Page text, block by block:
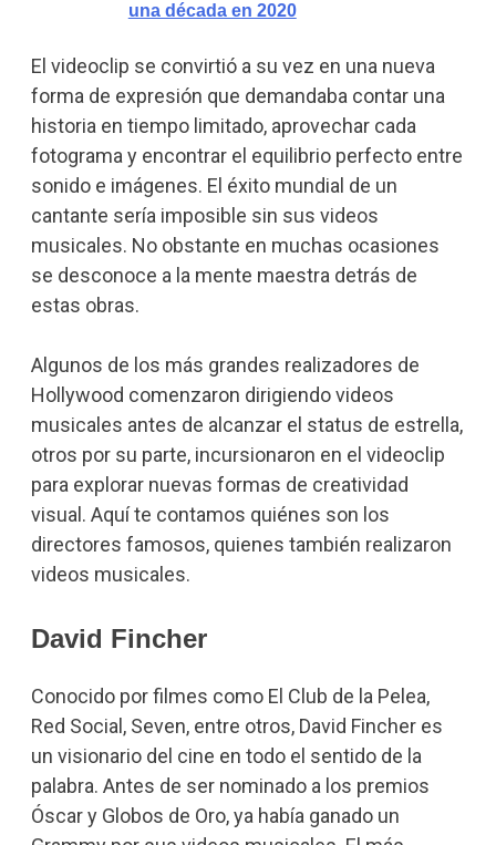
una década en 2020
El videoclip se convirtió a su vez en una nueva
forma de expresión que demandaba contar una
historia en tiempo limitado, aprovechar cada
fotograma y encontrar el equilibrio perfecto entre
sonido e imágenes. El éxito mundial de un
cantante sería imposible sin sus videos
musicales. No obstante en muchas ocasiones
se desconoce a la mente maestra detrás de
estas obras.
Algunos de los más grandes realizadores de
Hollywood comenzaron dirigiendo videos
musicales antes de alcanzar el status de estrella,
otros por su parte, incursionaron en el videoclip
para explorar nuevas formas de creatividad
visual. Aquí te contamos quiénes son los
directores famosos, quienes también realizaron
videos musicales.
David Fincher
Conocido por filmes como El Club de la Pelea,
Red Social, Seven, entre otros, David Fincher es
un visionario del cine en todo el sentido de la
palabra. Antes de ser nominado a los premios
Óscar y Globos de Oro, ya había ganado un